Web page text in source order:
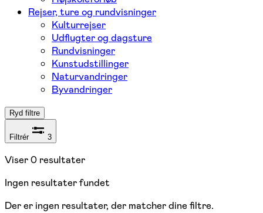
Rejser, ture og rundvisninger
Kulturrejser
Udflugter og dagsture
Rundvisninger
Kunstudstillinger
Naturvandringer
Byvandringer
Ryd filtre
Filtrér 3
Viser0 resultater
Ingen resultater fundet
Der er ingen resultater, der matcher dine filtre.